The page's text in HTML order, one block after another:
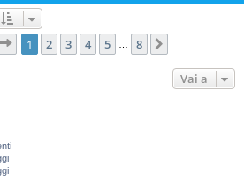
Pagina di
1 2 3 4 5 8
Vai a